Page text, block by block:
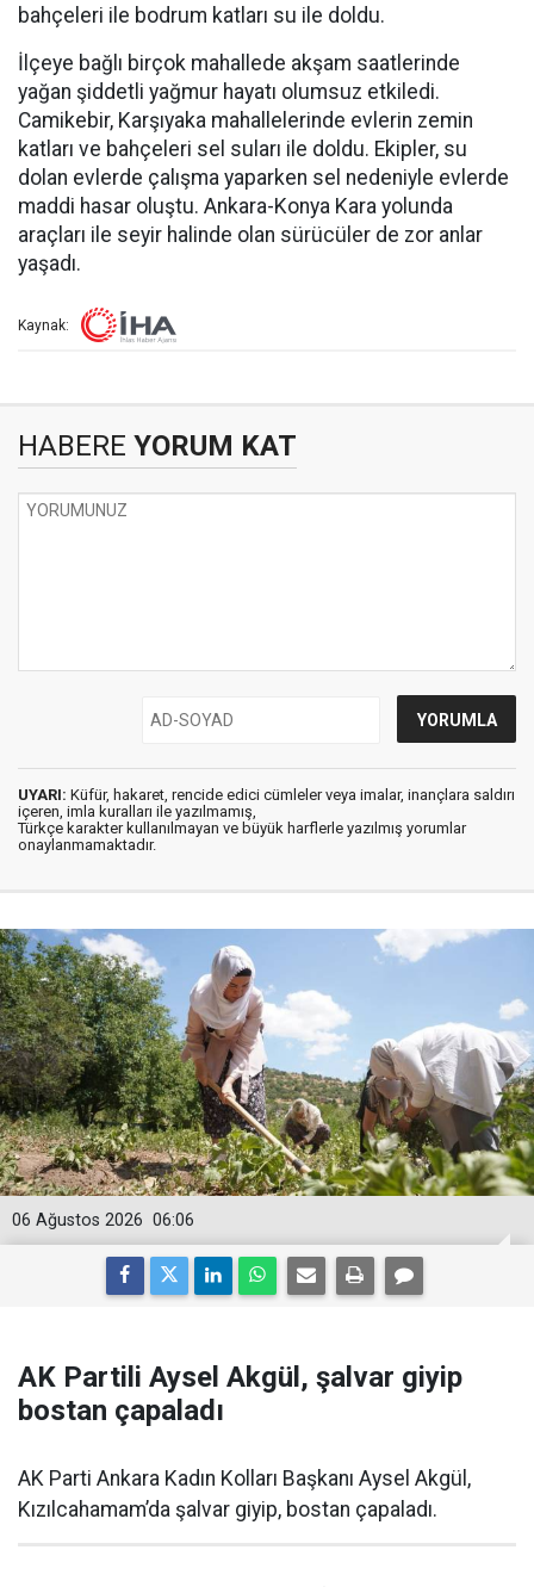
bahçeleri ile bodrum katları su ile doldu.
İlçeye bağlı birçok mahallede akşam saatlerinde
yağan şiddetli yağmur hayatı olumsuz etkiledi.
Camikebir, Karşıyaka mahallelerinde evlerin zemin
katları ve bahçeleri sel suları ile doldu. Ekipler, su
dolan evlerde çalışma yaparken sel nedeniyle evlerde
maddi hasar oluştu. Ankara-Konya Kara yolunda
araçları ile seyir halinde olan sürücüler de zor anlar
yaşadı.
Kaynak:
HABERE YORUM KAT
UYARI: Küfür, hakaret, rencide edici cümleler veya imalar, inançlara saldırı
içeren, imla kuralları ile yazılmamış,
Türkçe karakter kullanılmayan ve büyük harflerle yazılmış yorumlar
onaylanmamaktadır.
06:06
06 Ağustos 2026
AK Partili Aysel Akgül, şalvar giyip
bostan çapaladı
AK Parti Ankara Kadın Kolları Başkanı Aysel Akgül,
Kızılcahamam’da şalvar giyip, bostan çapaladı.